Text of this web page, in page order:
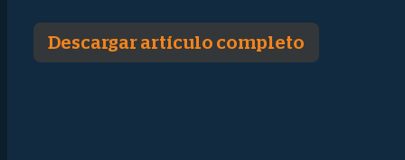
Descargar artículo completo